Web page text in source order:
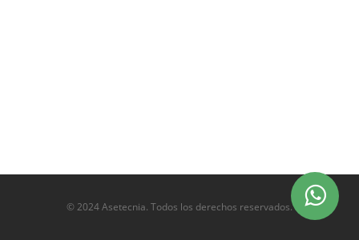
© 2024 Asetecnia. Todos los derechos reservados.